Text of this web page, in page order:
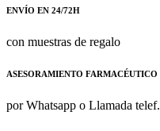
ENVÍO EN 24/72H
con muestras de regalo
ASESORAMIENTO FARMACÉUTICO
por Whatsapp o Llamada telef.